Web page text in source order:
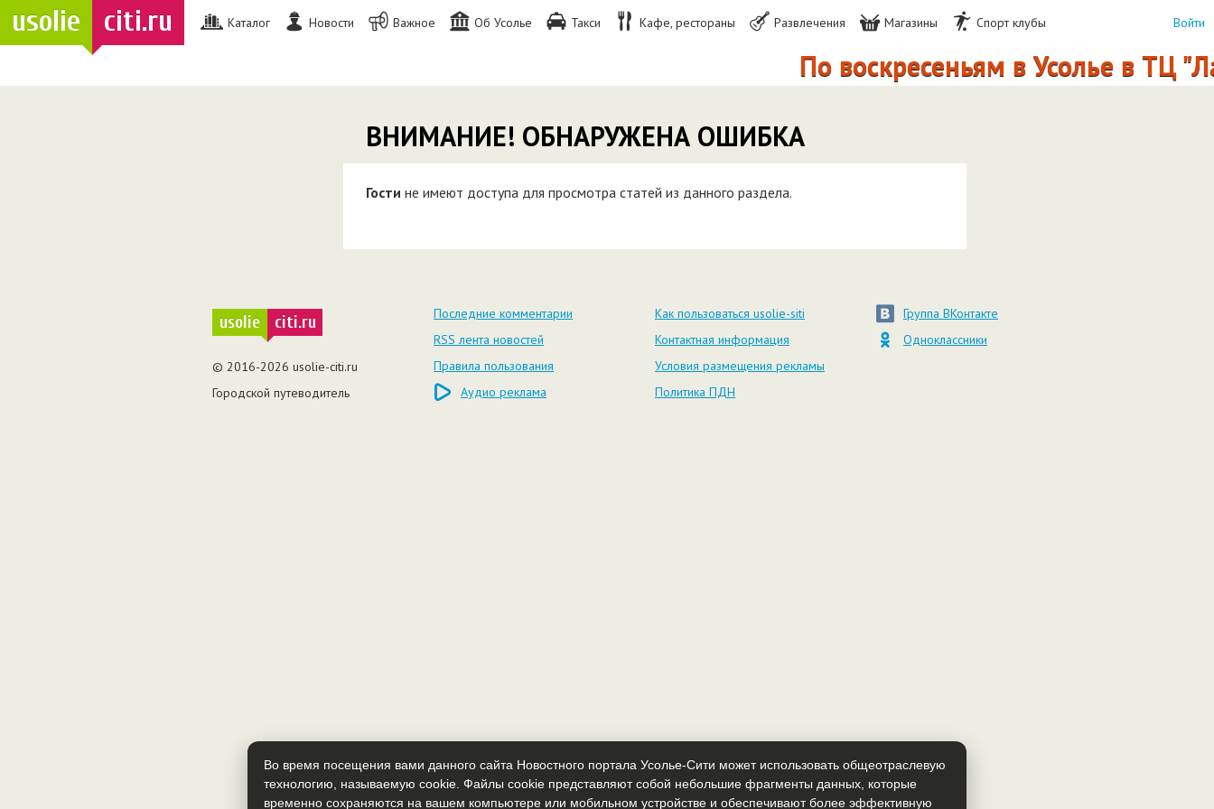
usolie citi.ru Каталог Новости Важное Об Усолье Такси Кафе, рестораны Развлечения Магазины Спорт клубы
По воскресеньям в Усолье в ТЦ
Войти
ВНИМАНИЕ! ОБНАРУЖЕНА ОШИБКА
Гости не имеют доступа для просмотра статей из данного раздела.
Во время посещения вами данного сайта Новостного портала Усолье-Сити может использовать общеотраслевую
технологию, называемую cookie. Файлы cookie представляют собой небольшие фрагменты данных, которые
временно сохраняются на вашем компьютере или мобильном устройстве и обеспечивают более эффективную
usolie citi.ru
© 2016-2026 usolie-citi.ru
Городской путеводитель
Последние комментарии
RSS лента новостей
Правила пользования
Аудио реклама
Как пользоваться usolie-siti
Контактная информация
Условия размещения рекламы
Политика ПДН
Группа ВКонтакте
Одноклассники